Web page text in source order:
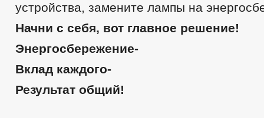
устройства, замените лампы на
Начни с себя, вот главное решение!
Энергосбережение-
Вклад каждого-
Результат общий!